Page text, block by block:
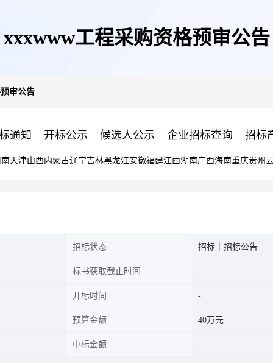
xxxwww工程采购资格预审公告
审公告
通知 开标公示 候选人公示 企业招标查询 招标
天津山西内蒙古辽宁吉林黑龙江安徽福建江西湖南广西海南重庆贵州
招标状态 招标｜招标公告
标书获取截止时间
开标时间
预算金额 40万元
中标金额